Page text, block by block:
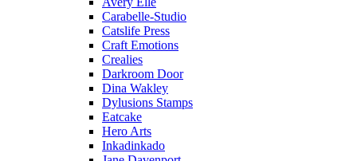
Carabelle-Studio
Catslife Press
Craft Emotions
Crealies
Darkroom Door
Dina Wakley
Dylusions Stamps
Eatcake
Hero Arts
Inkadinkado